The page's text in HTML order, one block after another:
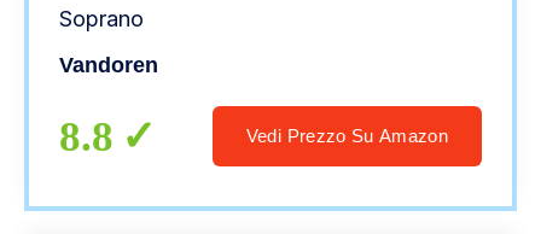
Soprano
Vandoren
8.8 Vedi Prezzo Su Amazon